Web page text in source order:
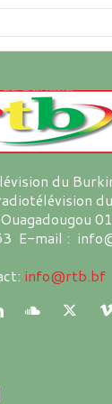
du
E-mail :
info@rtb.bf